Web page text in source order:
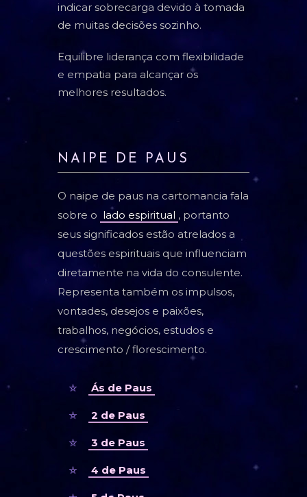
indicar sobrecarga devido à tomada
de muitas decisões sozinho.
Equilibre liderança com flexibilidade
e empatia para alcançar os
melhores resultados.
NAIPE DE PAUS
O naipe de paus na cartomancia fala
sobre o lado espiritual , portanto
seus significados estão atrelados a
questões espirituais que influenciam
diretamente na vida do consulente.
Representa também os impulsos,
vontades, desejos e paixões,
trabalhos, negócios, estudos e
crescimento / florescimento.
Ás de Paus
2 de Paus
3 de Paus
4 de Paus